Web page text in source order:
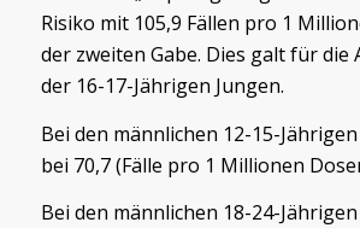
Risiko mit 105,9 Fällen pro 1
der zweiten Gabe. Dies galt für die
der 16-17-Jährigen Jungen.
Bei den männlichen 12-15-
bei 70,7 (Fälle pro 1 Millionen
Bei den männlichen 18-24-